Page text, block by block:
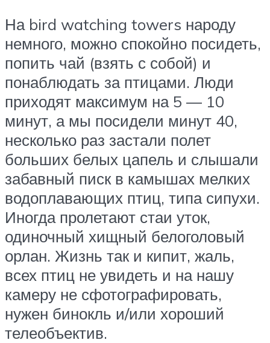
На bird watching towers народу
немного, можно спокойно посидеть,
попить чай (взять с собой) и
понаблюдать за птицами. Люди
приходят максимум на 5 — 10
минут, а мы посидели минут 40,
несколько раз застали полет
больших белых цапель и слышали
забавный писк в камышах мелких
водоплавающих птиц, типа сипухи.
Иногда пролетают стаи уток,
одиночный хищный белоголовый
орлан. Жизнь так и кипит, жаль,
всех птиц не увидеть и на нашу
камеру не сфотографировать,
нужен бинокль и/или хороший
телеобъектив.